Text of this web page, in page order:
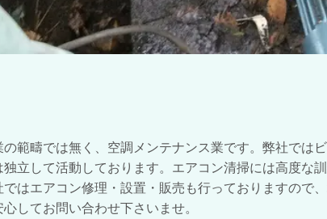
範疇では無く、空調メンテナンス業です。弊社では
立して活動しております。エアコン清掃には高度な
はエアコン修理・設置・販売も行っておりますので
してお問い合わせ下さいませ。